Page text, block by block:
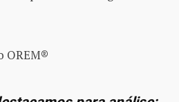
OREM®